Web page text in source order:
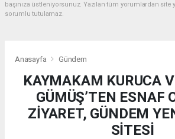
başınıza üstleniyorsunuz. Yazılan tüm yorumlardan
sorumlu tutulamaz.
Anasayfa Gündem
KAYMAKAM KURUCA
GÜMÜŞ’TEN ESNAF
ZİYARET, GÜNDEM
SİTESİ